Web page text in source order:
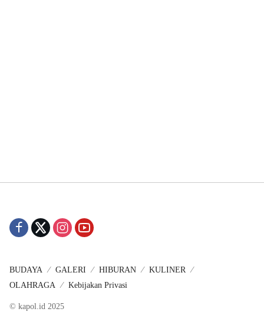
BUDAYA GALERI HIBURAN
KULINER
OLAHRAGA
Kebijakan Privasi
© kapol.id 2025